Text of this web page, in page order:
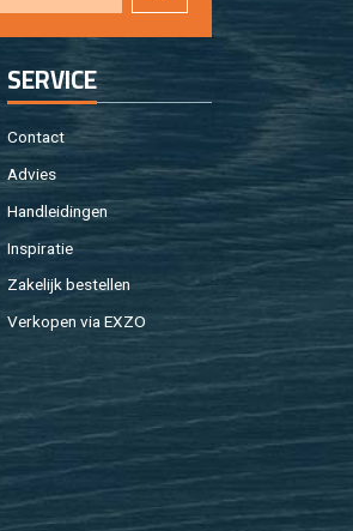
SER­VI­CE
Con­tact
Ad­vies
Hand­lei­din­gen
In­spi­ra­tie
Za­ke­lijk be­stel­len
Ver­ko­pen via EXZO